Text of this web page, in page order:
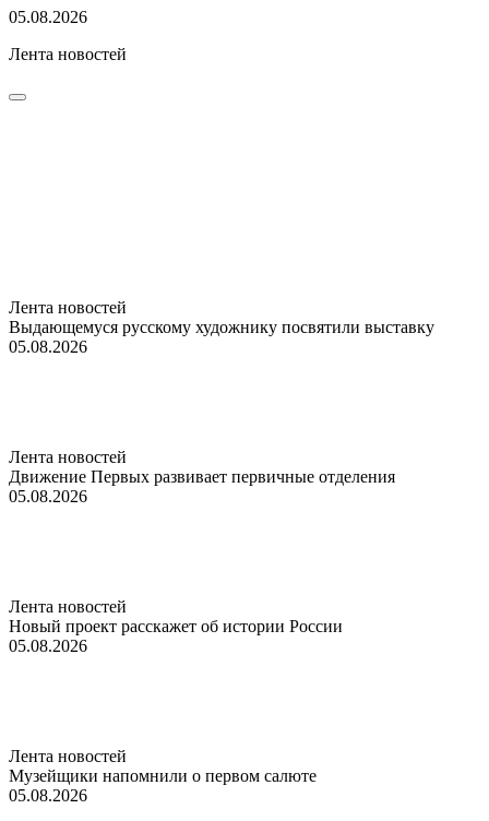
05.08.2026
Лента новостей
Лента новостей
Выдающемуся русскому художнику посвятили выставку
05.08.2026
Лента новостей
Движение Первых развивает первичные отделения
05.08.2026
Лента новостей
Новый проект расскажет об истории России
05.08.2026
Лента новостей
Музейщики напомнили о первом салюте
05.08.2026